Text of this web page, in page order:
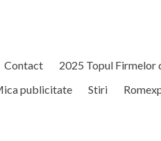
Contact 2025 Topul Firmelor
publicitate
Stiri